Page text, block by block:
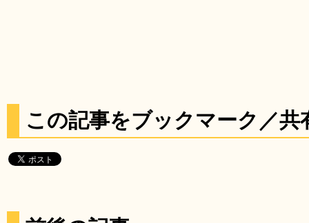
この記事をブックマーク／共